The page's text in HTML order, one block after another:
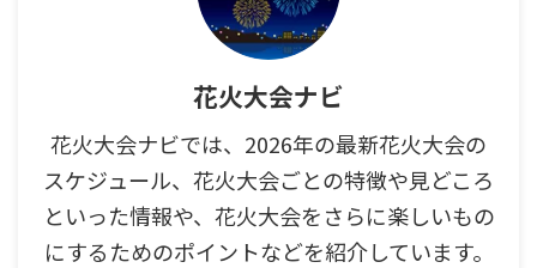
花火大会ナビ
花火大会ナビでは、2026年の最新花火大会の
スケジュール、花火大会ごとの特徴や見どころ
といった情報や、花火大会をさらに楽しいもの
にするためのポイントなどを紹介しています。